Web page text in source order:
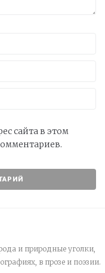
сайта в этом
и природные уголки,
в прозе и поэзии.